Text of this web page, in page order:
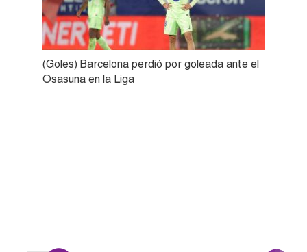
(Goles) Barcelona perdió por goleada ante el
Osasuna en la Liga